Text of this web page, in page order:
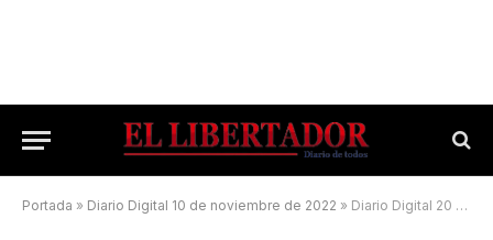
Portada » Diario Digital 10 de noviembre de 2022 » Diario Digital 20 de mayo de 2025